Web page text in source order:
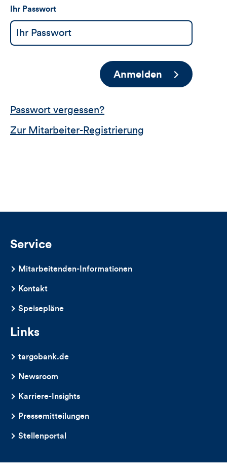
Ihr Passwort
Anmelden
Passwort vergessen?
Zur Mitarbeiter-Registrierung
Service
Mitarbeitenden-Informationen
Kontakt
Speisepläne
Links
targobank.de
Newsroom
Karriere-Insights
Pressemitteilungen
Stellenportal